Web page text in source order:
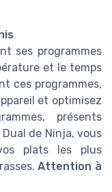
ses programmes
et le temps
ces programmes,
et optimisez
présents
de Ninja, vous
plats les plus
Attention à